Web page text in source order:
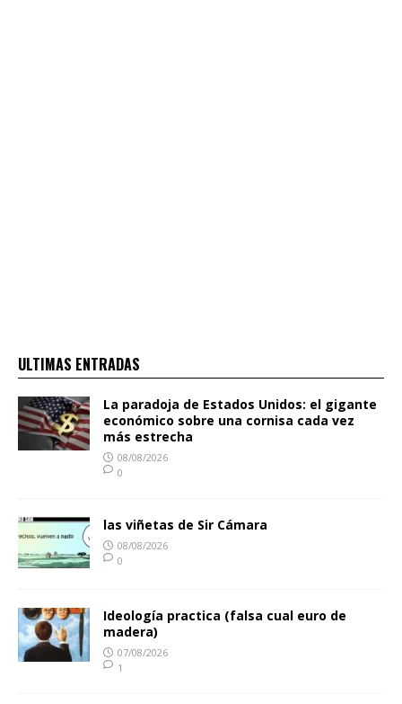
ULTIMAS ENTRADAS
La paradoja de Estados Unidos: el gigante
económico sobre una cornisa cada vez
más estrecha
08/08/2026
0
las viñetas de Sir Cámara
08/08/2026
0
Ideología practica (falsa cual euro de
madera)
07/08/2026
1